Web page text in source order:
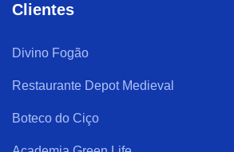
Clientes
Divino Fogão
Restaurante Depot Medieval
Boteco do Ciço